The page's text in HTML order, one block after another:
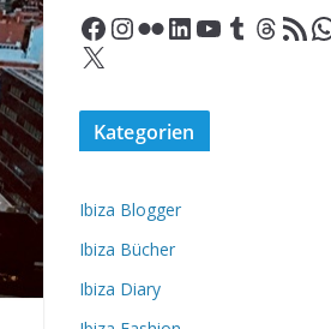
Facebook InstagramFlickr LinkedIn YouTube Tumblr Threads RSS-Feed WhatsApp
X
Kategorien
Ibiza Blogger
Ibiza Bücher
Ibiza Diary